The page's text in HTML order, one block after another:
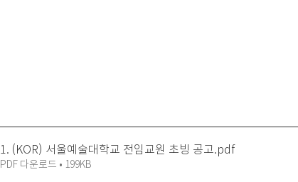
1. (KOR) 서울예술대학교 전임교원 초빙 공고.pdf
PDF 다운로드 • 199KB